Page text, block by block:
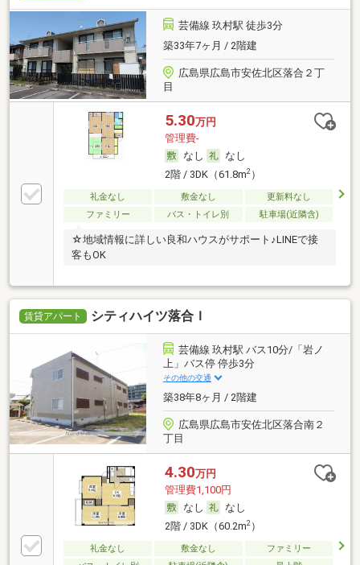
芸備線 玖村駅 徒歩3分
築33年7ヶ月 / 2階建
広島県広島市安佐北区落合２丁
目
5.30万円
管理費-
なし
なし
2階 / 3DK（61.8m2）
礼金なし 敷金なし
更新料なし
ファミリー
バス・トイレ別 駐車場(近隣含)
☆地域情報に詳しい良和ハウスがサポート♪LINEで接
客もOK
賃貸アパート シティハイツ落合Ｉ
芸備線 玖村駅 バス10分/「岩ノ
上」バス停 停歩3分
その他の交通
築38年8ヶ月 / 2階建
広島県広島市安佐北区落合南２
丁目
4.30万円
管理費1,100円
なし
なし
2階 / 3DK（60.2m2）
礼金なし 敷金なし
ファミリー